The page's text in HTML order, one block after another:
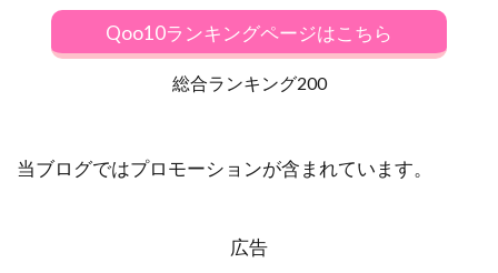
Qoo10ランキングページはこちら
総合ランキング200
当ブログではプロモーションが含まれています。
広告